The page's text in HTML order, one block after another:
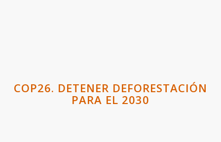
COP26. DETENER DEFORESTACIÓN
PARA EL 2030